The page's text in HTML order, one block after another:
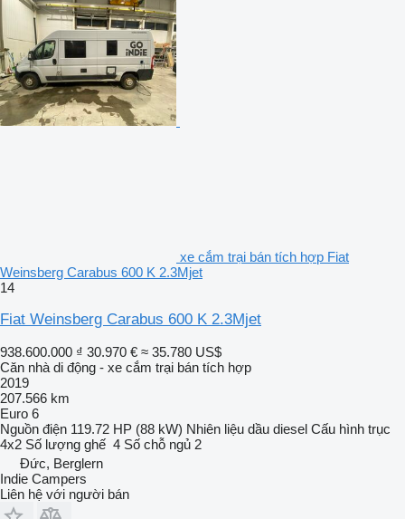
xe cắm trại bán tích hợp Fiat
Weinsberg Carabus 600 K 2.3Mjet
14
Fiat Weinsberg Carabus 600 K 2.3Mjet
938.600.000 ₫ 30.970 € ≈ 35.780 US$
Căn nhà di động - xe cắm trại bán tích hợp
2019
207.566 km
Euro 6
Nguồn điện 119.72 HP (88 kW) Nhiên liệu dầu diesel Cấu hình trục
4x2 Số lượng ghế 4 Số chỗ ngủ 2
Đức, Berglern
Indie Campers
Liên hệ với người bán